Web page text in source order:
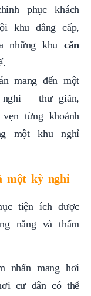
phục khách
khu đẳng cấp,
những khu căn
mang đến một
– thư giãn,
từng khoảnh
một khu nghỉ
một kỳ nghỉ
tiện ích được
năng và thẩm
nhấn mang hơi
cư dân có thể